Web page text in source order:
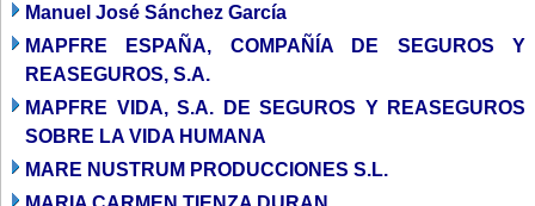
Manuel José Sánchez García
MAPFRE ESPAÑA, COMPAÑÍA DE SEGUROS Y
REASEGUROS, S.A.
MAPFRE VIDA, S.A. DE SEGUROS Y REASEGUROS
SOBRE LA VIDA HUMANA
MARE NUSTRUM PRODUCCIONES S.L.